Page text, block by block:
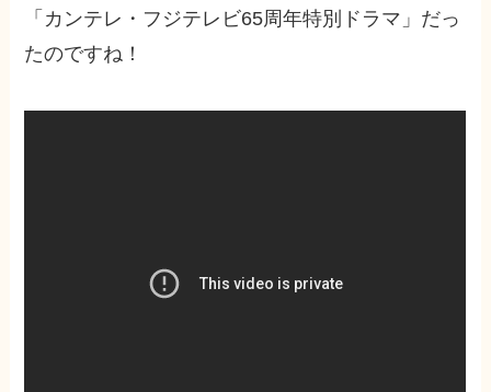
「カンテレ・フジテレビ65周年特別ドラマ」だっ
たのですね！